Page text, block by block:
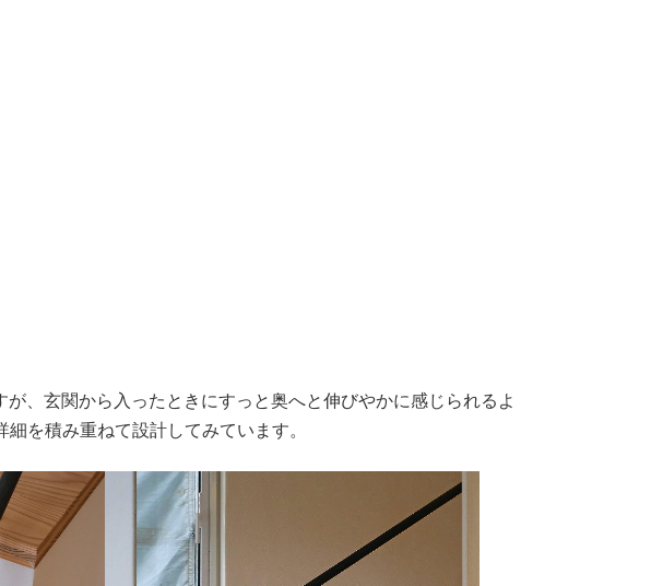
、玄関から入ったときにすっと奥へと伸びやかに感じられるよ
を積み重ねて設計してみています。